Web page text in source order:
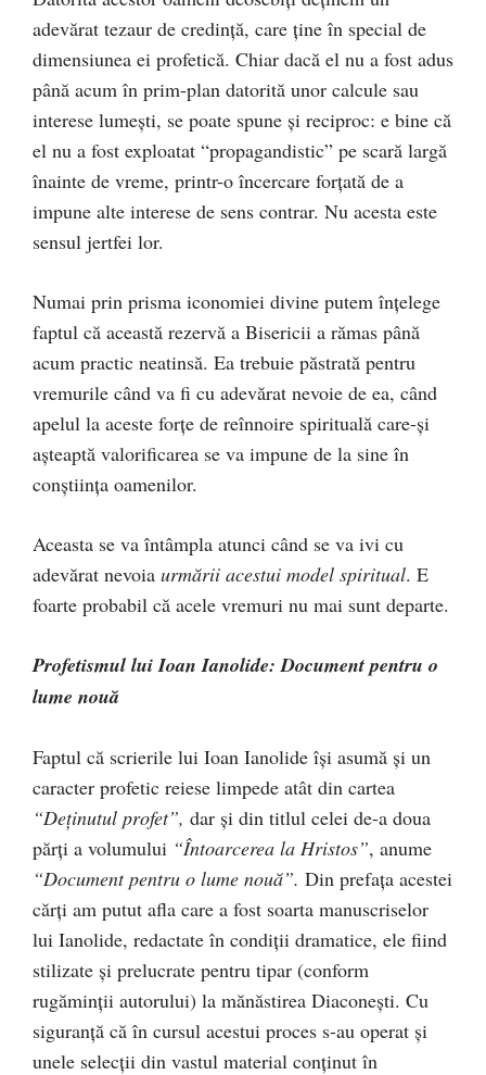
adevărat tezaur de credinţă, care ţine în special de
dimensiunea ei profetică. Chiar dacă el nu a fost adus
până acum în prim-plan datorită unor calcule sau
interese lumeşti, se poate spune şi reciproc: e bine că
el nu a fost exploatat “propagandistic” pe scară largă
înainte de vreme, printr-o încercare forţată de a
impune alte interese de sens contrar. Nu acesta este
sensul jertfei lor.
Numai prin prisma iconomiei divine putem înţelege
faptul că această rezervă a Bisericii a rămas până
acum practic neatinsă. Ea trebuie păstrată pentru
vremurile când va fi cu adevărat nevoie de ea, când
apelul la aceste forţe de reînnoire spirituală care-şi
aşteaptă valorificarea se va impune de la sine în
conştiinţa oamenilor.
Aceasta se va întâmpla atunci când se va ivi cu
adevărat nevoia urmării acestui model spiritual. E
foarte probabil că acele vremuri nu mai sunt departe.
Profetismul lui Ioan Ianolide: Document pentru o
lume nouă
Faptul că scrierile lui Ioan Ianolide îşi asumă şi un
caracter profetic reiese limpede atât din cartea
“Deţinutul profet”, dar şi din titlul celei de-a doua
părţi a volumului “Întoarcerea la Hristos”, anume
“Document pentru o lume nouă”. Din prefaţa acestei
cărţi am putut afla care a fost soarta manuscriselor
lui Ianolide, redactate în condiţii dramatice, ele fiind
stilizate şi prelucrate pentru tipar (conform
rugăminţii autorului) la mănăstirea Diaconeşti. Cu
siguranţă că în cursul acestui proces s-au operat şi
unele selecţii din vastul material conţinut în